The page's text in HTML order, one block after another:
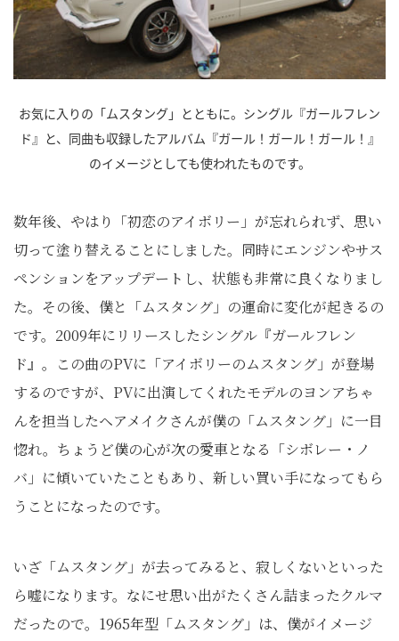
お気に入りの「ムスタング」とともに。シングル『ガールフレン
ド』と、同曲も収録したアルバム『ガール！ガール！ガール！』
のイメージとしても使われたものです。
数年後、やはり「初恋のアイボリー」が忘れられず、思い
切って塗り替えることにしました。同時にエンジンやサス
ペンションをアップデートし、状態も非常に良くなりまし
た。その後、僕と「ムスタング」の運命に変化が起きるの
です。2009年にリリースしたシングル『ガールフレン
ド』。この曲のPVに「アイボリーのムスタング」が登場
するのですが、PVに出演してくれたモデルのヨンアちゃ
んを担当したヘアメイクさんが僕の「ムスタング」に一目
惚れ。ちょうど僕の心が次の愛車となる「シボレー・ノ
バ」に傾いていたこともあり、新しい買い手になってもら
うことになったのです。
いざ「ムスタング」が去ってみると、寂しくないといった
ら嘘になります。なにせ思い出がたくさん詰まったクルマ
だったので。1965年型「ムスタング」は、僕がイメージ